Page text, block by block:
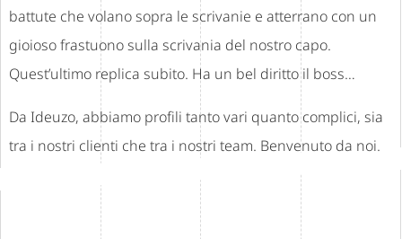
battute che volano sopra le scrivanie e atterrano con un
gioioso frastuono sulla scrivania del nostro capo.
Quest’ultimo replica subito. Ha un bel diritto il boss…
Da Ideuzo, abbiamo profili tanto vari quanto complici, sia
tra i nostri clienti che tra i nostri team. Benvenuto da noi.